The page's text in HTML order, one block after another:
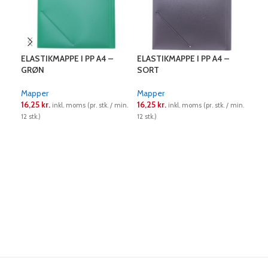
ELASTIKMAPPE I PP A4 –
GRØN
Mapper
16,25 kr. inkl. moms (pr. stk. / min.
12 stk.)
ELASTIKMAPPE I PP A4 –
SORT
Mapper
16,25 kr. inkl. moms (pr. stk. / min.
12 stk.)